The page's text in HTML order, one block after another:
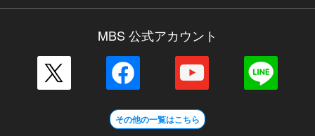
MBS 公式アカウント
その他の一覧はこちら